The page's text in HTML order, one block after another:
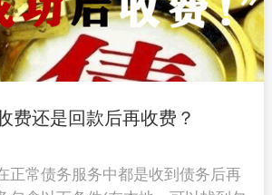
费还是回款后再收费？
正常债务服务中都是收到债务后再